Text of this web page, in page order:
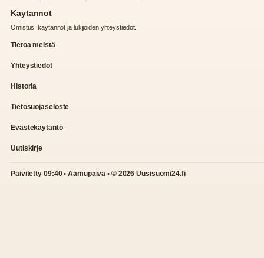
Kaytannot
Omistus, kaytannot ja lukijoiden yhteystiedot.
Tietoa meistä
Yhteystiedot
Historia
Tietosuojaseloste
Evästekäytäntö
Uutiskirje
Paivitetty 09:40 • Aamupaiva • © 2026 Uusisuomi24.fi